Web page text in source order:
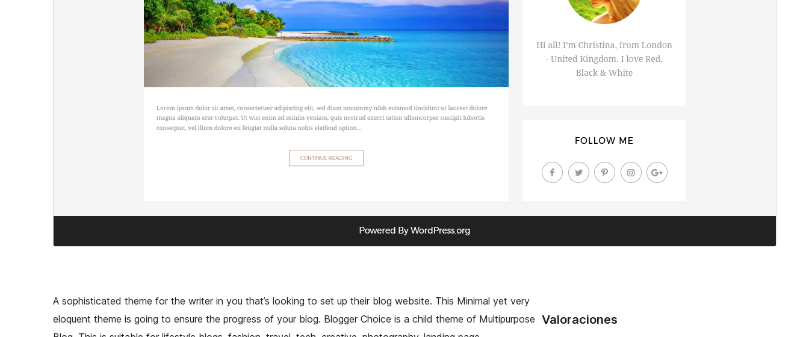
A sophisticated theme for the writer in you that’s looking to set up their blog website. This Minimal yet very
eloquent theme is going to ensure the progress of your blog. Blogger Choice is a child theme of Multipurpose Valoraciones